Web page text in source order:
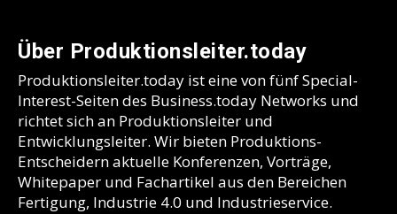
Über Produktionsleiter.today
Produktionsleiter.today ist eine von fünf Special-
Interest-Seiten des Business.today Networks und
richtet sich an Produktionsleiter und
Entwicklungsleiter. Wir bieten Produktions-
Entscheidern aktuelle Konferenzen, Vorträge,
Whitepaper und Fachartikel aus den Bereichen
Fertigung, Industrie 4.0 und Industrieservice.